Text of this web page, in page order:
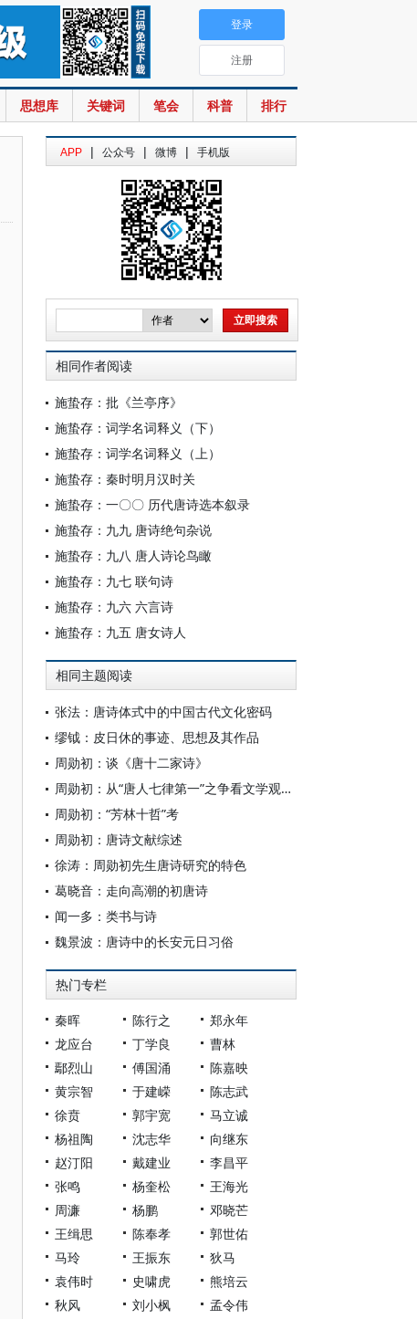
思想库 关键词 笔会 科普 排行
登录
注册
APP | 公众号 | 微博 | 手机版
相同作者阅读
施蛰存：批《兰亭序》
施蛰存：词学名词释义（下）
施蛰存：词学名词释义（上）
施蛰存：秦时明月汉时关
施蛰存：一〇〇 历代唐诗选本叙录
施蛰存：九九 唐诗绝句杂说
施蛰存：九八 唐人诗论鸟瞰
施蛰存：九七 联句诗
施蛰存：九六 六言诗
施蛰存：九五 唐女诗人
相同主题阅读
张法：唐诗体式中的中国古代文化密码
缪钺：皮日休的事迹、思想及其作品
周勋初：谈《唐十二家诗》
周勋初：从“唐人七律第一”之争看文学观念的演变
周勋初：“芳林十哲”考
周勋初：唐诗文献综述
徐涛：周勋初先生唐诗研究的特色
葛晓音：走向高潮的初唐诗
闻一多：类书与诗
魏景波：唐诗中的长安元日习俗
热门专栏
秦晖 陈行之
郑永年
龙应台
丁学良
曹林
鄢烈山
傅国涌
陈嘉映
黄宗智
于建嵘
陈志武
徐贲
郭宇宽
马立诚
杨祖陶
沈志华
向继东
赵汀阳
戴建业
李昌平
张鸣
杨奎松
王海光
周濂
杨鹏
邓晓芒
王缉思
陈奉孝
郭世佑
马玲
王振东
狄马
袁伟时
史啸虎
熊培云
秋风
刘小枫
孟令伟